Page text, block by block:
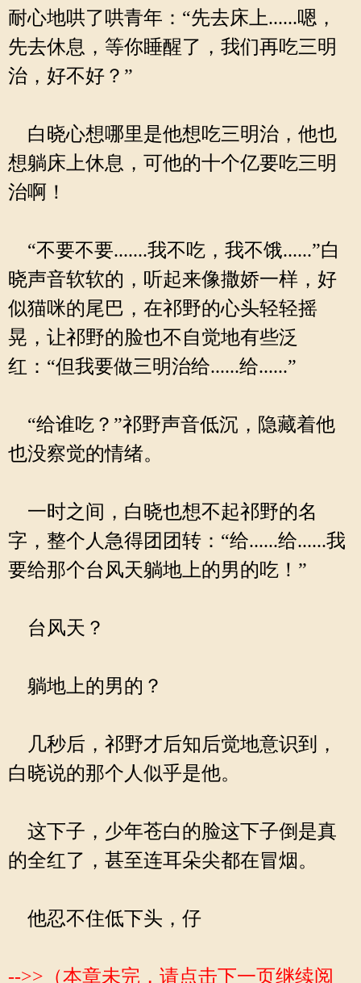
耐心地哄了哄青年：“先去床上......嗯，
先去休息，等你睡醒了，我们再吃三明
治，好不好？”
白晓心想哪里是他想吃三明治，他也
想躺床上休息，可他的十个亿要吃三明
治啊！
“不要不要.......我不吃，我不饿......”白
晓声音软软的，听起来像撒娇一样，好
似猫咪的尾巴，在祁野的心头轻轻摇
晃，让祁野的脸也不自觉地有些泛
红：“但我要做三明治给......给......”
“给谁吃？”祁野声音低沉，隐藏着他
也没察觉的情绪。
一时之间，白晓也想不起祁野的名
字，整个人急得团团转：“给......给......我
要给那个台风天躺地上的男的吃！”
台风天？
躺地上的男的？
几秒后，祁野才后知后觉地意识到，
白晓说的那个人似乎是他。
这下子，少年苍白的脸这下子倒是真
的全红了，甚至连耳朵尖都在冒烟。
他忍不住低下头，仔
-->>（本章未完，请点击下一页继续阅